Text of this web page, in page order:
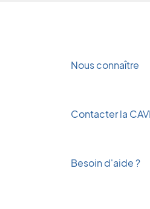
Nous connaître
Contacter la
Besoin d'aide ?